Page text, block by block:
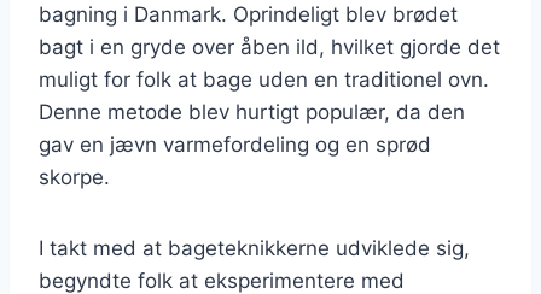
bagning i Danmark. Oprindeligt blev brødet
bagt i en gryde over åben ild, hvilket gjorde det
muligt for folk at bage uden en traditionel ovn.
Denne metode blev hurtigt populær, da den
gav en jævn varmefordeling og en sprød
skorpe.
I takt med at bageteknikkerne udviklede sig,
begyndte folk at eksperimentere med